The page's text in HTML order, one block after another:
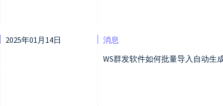
2025年01月14日
消息
WS群发软件如何批量导入自动生